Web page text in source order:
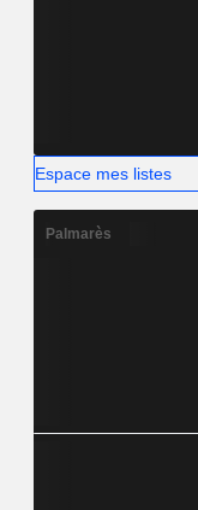
Espace mes listes
Palmarès